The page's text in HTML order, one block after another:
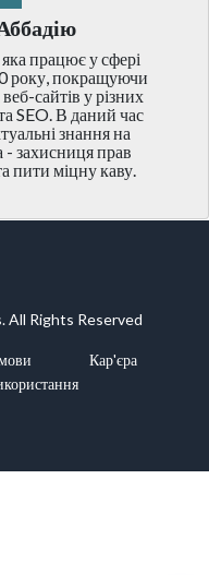
працює у сфері
року, покращуючи
сайтів у різних
SEO. В даний час
знання на
- захисниця прав
пити міцну каву.
All Rights Reserved
Кар'єра